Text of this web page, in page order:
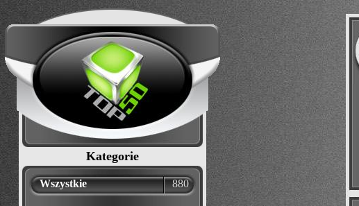
Kategorie
Wszystkie 880